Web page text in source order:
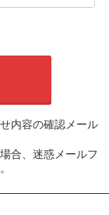
内容の確認メール
合、迷惑メールフ